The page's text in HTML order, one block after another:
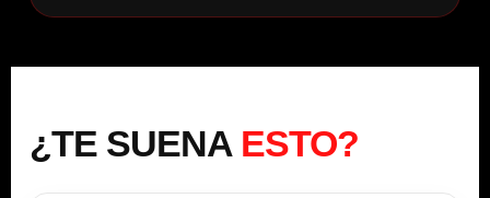
¿TE SUENA ESTO?